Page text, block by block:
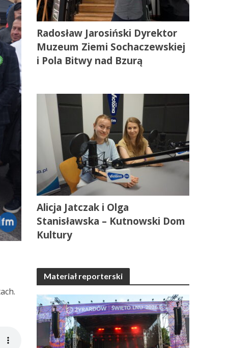
Radosław Jarosiński Dyrektor
Muzeum Ziemi Sochaczewskiej
i Pola Bitwy nad Bzurą
Alicja Jatczak i Olga
Stanisławska – Kutnowski Dom
Kultury
Materiał reporterski